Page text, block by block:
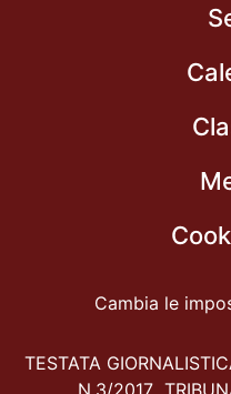
Cambia le
TESTATA
N.3/2017